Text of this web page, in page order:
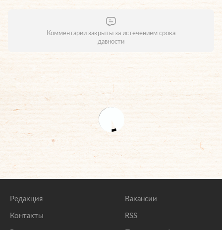
Комментарии закрыты за истечением срока
давности
Редакция
Контакты
Вакансии
RSS